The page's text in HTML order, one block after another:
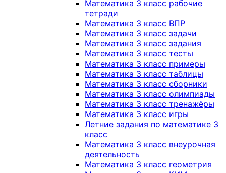
Математика 3 класс рабочие
тетради
Математика 3 класс ВПР
Математика 3 класс задачи
Математика 3 класс задания
Математика 3 класс тесты
Математика 3 класс примеры
Математика 3 класс таблицы
Математика 3 класс сборники
Математика 3 класс олимпиады
Математика 3 класс тренажёры
Математика 3 класс игры
Летние задания по математике 3
класс
Математика 3 класс внеурочная
деятельность
Математика 3 класс геометрия